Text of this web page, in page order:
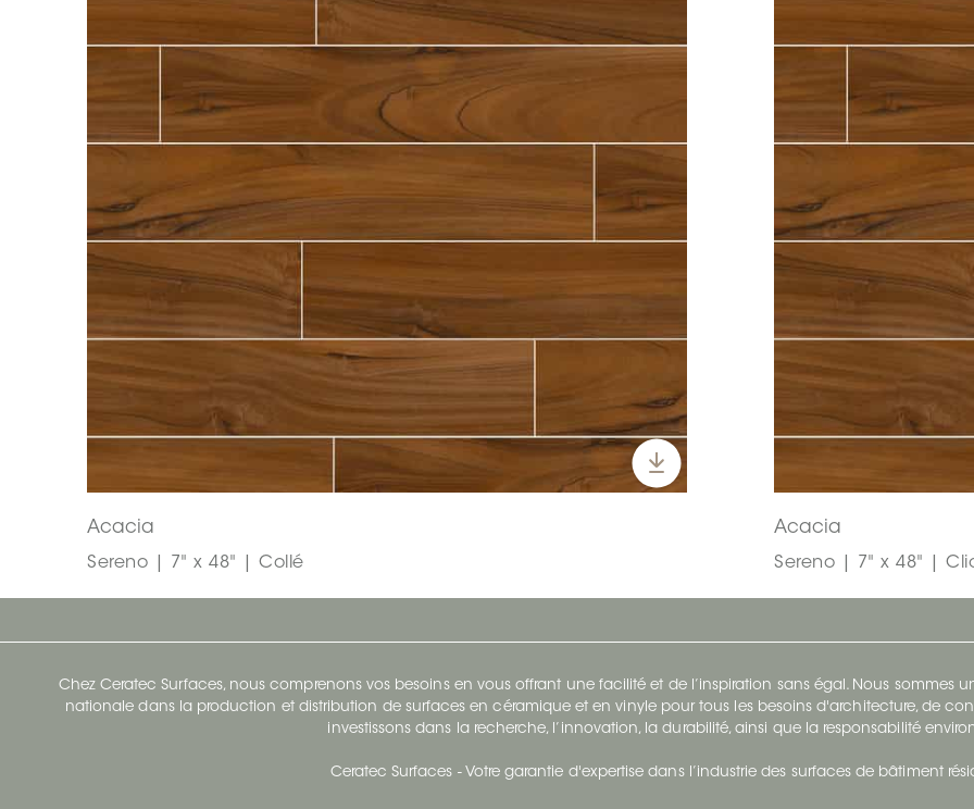
Acacia
Sereno | 7" x 48" | Collé
Acacia
Sereno | 7" x 48" |
Chez Ceratec Surfaces, nous comprenons vos besoins en vous offrant une facilité et de l’inspiration sans égal. Nous
nationale dans la production et distribution de surfaces en céramique et en vinyle pour tous les besoins d'architecture, de
investissons dans la recherche, l’innovation, la durabilité, ainsi que la responsabilité
Ceratec Surfaces - Votre garantie d'expertise dans l’industrie des surfaces de bâtiment